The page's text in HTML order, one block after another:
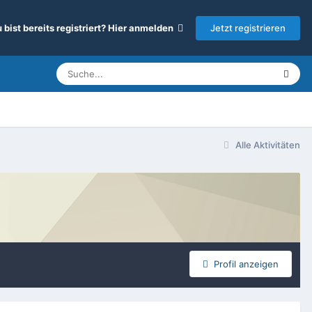
bist bereits registriert? Hier anmelden Jetzt registrieren
Alle Aktivitäten
Profil anzeigen